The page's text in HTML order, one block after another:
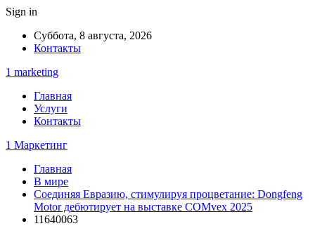
Sign in
Суббота, 8 августа, 2026
Контакты
1 marketing
Главная
Услуги
Контакты
1 Маркетинг
Главная
В мире
Соединяя Евразию, стимулируя процветание: Dongfeng
Motor дебютирует на выставке COMvex 2025
11640063